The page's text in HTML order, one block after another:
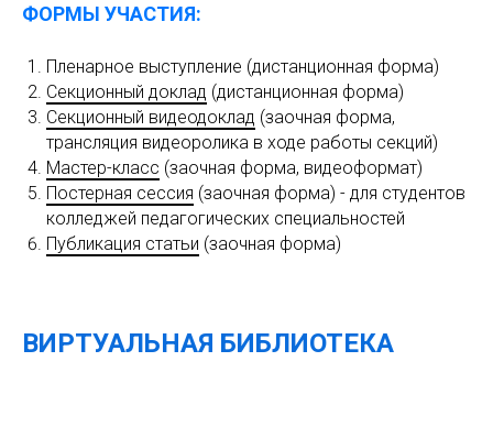
ФОРМЫ УЧАСТИЯ:
Пленарное выступление (дистанционная форма)
Секционный доклад (дистанционная форма)
Секционный видеодоклад (заочная форма,
трансляция видеоролика в ходе работы секций)
Мастер-класс (заочная форма, видеоформат)
Постерная сессия (заочная форма) - для студентов
колледжей педагогических специальностей
Публикация статьи (заочная форма)
ВИРТУАЛЬНАЯ БИБЛИОТЕКА